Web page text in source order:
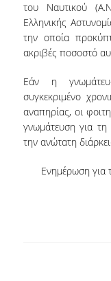
THE
του Ναυτικού
Ελληνικής
την οποία
ακριβές ποσοστό
Εάν η
συγκεκριμένο
αναπηρίας, οι
γνωμάτευση για
την ανώτατη
Ενημέρωση για